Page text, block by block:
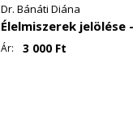
Dr. Bánáti Diána
Élelmiszerek jelölése
Ár: 3 000 Ft